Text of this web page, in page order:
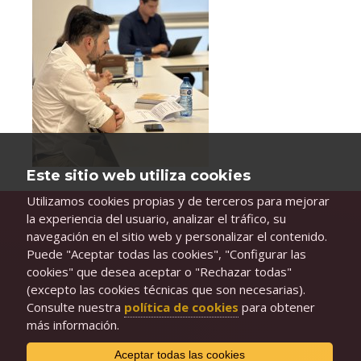
Este sitio web utiliza cookies
Utilizamos cookies propias y de terceros para mejorar
la experiencia del usuario, analizar el tráfico, su
navegación en el sitio web y personalizar el contenido.
Puede "Aceptar todas las cookies", "Configurar las
cookies" que desea aceptar o "Rechazar todas"
(excepto las cookies técnicas que son necesarias).
Consulte nuestra política de cookies para obtener
más información.
Aceptar todas las cookies